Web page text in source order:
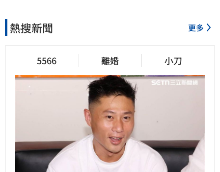
熱搜新聞 更多
5566 離婚 小刀